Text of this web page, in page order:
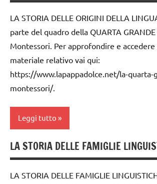
LA STORIA DELLE ORIGINI DELLA
parte del quadro della QUARTA GRANDE
Montessori. Per approfondire e
materiale relativo vai qui:
https://www.lapappadolce.net/la-quarta-
montessori/.
Leggi tutto
dai
6
anni
LA STORIA DELLE FAMIGLIE
LA STORIA DELLE FAMIGLIE